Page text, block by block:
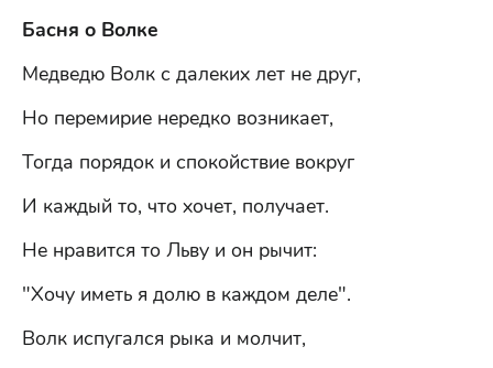
Басня о Волке
Медведю Волк с далеких лет не друг,
Но перемирие нередко возникает,
Тогда порядок и спокойствие вокруг
И каждый то, что хочет, получает.
Не нравится то Льву и он рычит:
"Хочу иметь я долю в каждом деле".
Волк испугался рыка и молчит,